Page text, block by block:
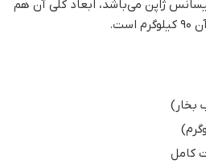
ژاپن می‌باشد، ابعاد کلی آن هم